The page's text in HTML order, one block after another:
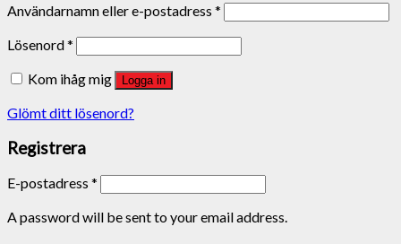
Användarnamn eller e-postadress *
Lösenord*
Kom ihåg mig
Logga in
Glömt ditt lösenord?
Registrera
E-postadress *
A password will be sent to your email address.